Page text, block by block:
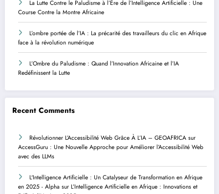
La Lutte Contre le Paludisme à l’Ère de l’Intelligence Artificielle : Une
Course Contre la Montre Africaine
L’ombre portée de l’IA : La précarité des travailleurs du clic en Afrique
face à la révolution numérique
L’Ombre du Paludisme : Quand l’Innovation Africaine et l’IA
Redéfinissent la Lutte
Recent Comments
Révolutionner L’Accessibilité Web Grâce À L’IA – GEOAFRICA sur
AccessGuru : Une Nouvelle Approche pour Améliorer l’Accessibilité Web
avec des LLMs
L'Intelligence Artificielle : Un Catalyseur de Transformation en Afrique
en 2025 - Alpha sur L’Intelligence Artificielle en Afrique : Innovations et